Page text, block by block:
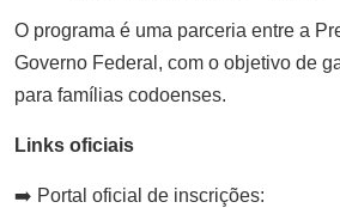
O programa é uma parceria entre a
Governo Federal, com o objetivo de
para famílias codoenses.
Links oficiais
➡️ Portal oficial de inscrições: